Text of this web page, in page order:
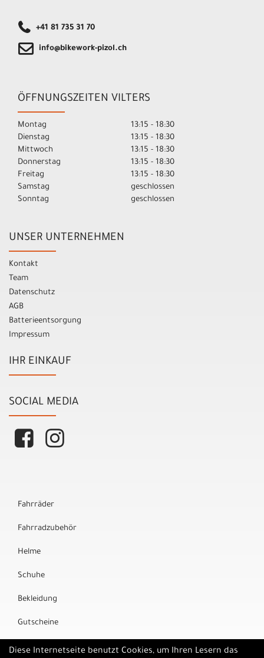
+41 81 735 31 70
info@bikework-pizol.ch
ÖFFNUNGSZEITEN VILTERS
Montag
13:15 - 18:30
Dienstag
13:15 - 18:30
Mittwoch
13:15 - 18:30
Donnerstag
13:15 - 18:30
Freitag
13:15 - 18:30
Samstag
geschlossen
Sonntag
geschlossen
UNSER UNTERNEHMEN
Kontakt
Team
Datenschutz
AGB
Batterieentsorgung
Impressum
IHR EINKAUF
SOCIAL MEDIA
Fahrräder
Fahrradzubehör
Helme
Schuhe
Bekleidung
Gutscheine
Marken
Diese Internetseite benutzt Cookies, um Ihren Lesern das